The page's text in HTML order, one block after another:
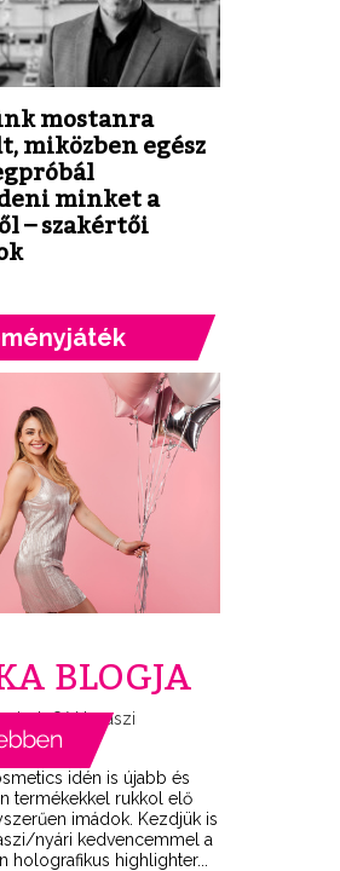
mostanra
miközben egész
minket a
– szakértői
BLOGJA
idén is újabb és
termékekkel rukkol elő
imádok. Kezdjük is
nyári kedvencemmel a
holografikus highlighter...